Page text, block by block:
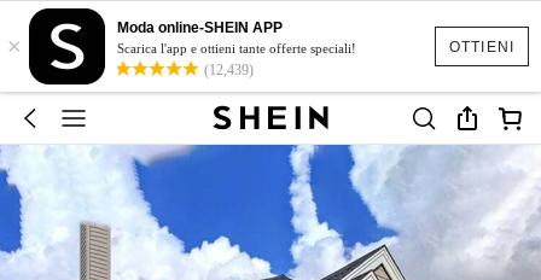
OTTIENI
×
Moda online-SHEIN APP
Scarica l'app e ottieni tante offerte speciali!
(12,439)